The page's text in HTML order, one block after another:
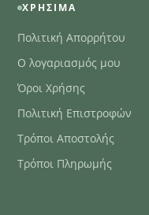
ΧΡΉΣΙΜΑ
Πολιτική Απορρήτου
Ο λογαριασμός μου
Όροι Χρήσης
Πολιτική Επιστροφών
Τρόποι Αποστολής
Τρόποι Πληρωμής